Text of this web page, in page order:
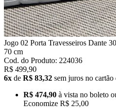
Jogo 02 Porta Travesseiros Dante
70 cm
Cod. do Produto: 224036
R$ 499,90
6x de R$ 83,32 sem juros no cartão
R$ 474,90 à vista no boleto
Economize R$ 25,00